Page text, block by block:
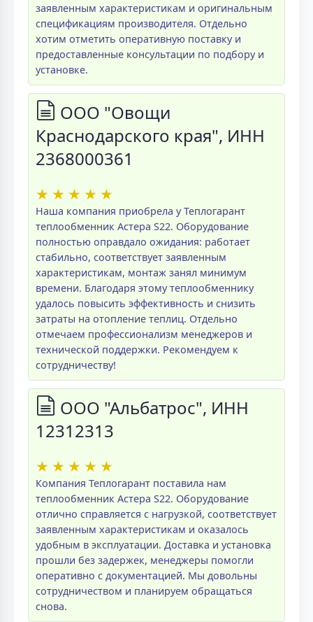
заявленным характеристикам и оригинальным
спецификациям производителя. Отдельно
хотим отметить оперативную поставку и
предоставленные консультации по подбору и
установке.
ООО "Овощи
Краснодарского края", ИНН
2368000361
★ ★ ★ ★ ★
Наша компания приобрела у Теплогарант
теплообменник Астера S22. Оборудование
полностью оправдало ожидания: работает
стабильно, соответствует заявленным
характеристикам, монтаж занял минимум
времени. Благодаря этому теплообменнику
удалось повысить эффективность и снизить
затраты на отопление теплиц. Отдельно
отмечаем профессионализм менеджеров и
технической поддержки. Рекомендуем к
сотрудничеству!
ООО "Альбатрос", ИНН
12312313
★ ★ ★ ★ ★
Компания Теплогарант поставила нам
теплообменник Астера S22. Оборудование
отлично справляется с нагрузкой, соответствует
заявленным характеристикам и оказалось
удобным в эксплуатации. Доставка и установка
прошли без задержек, менеджеры помогли
оперативно с документацией. Мы довольны
сотрудничеством и планируем обращаться
снова.